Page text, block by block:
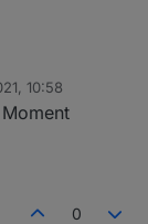
10:58
0